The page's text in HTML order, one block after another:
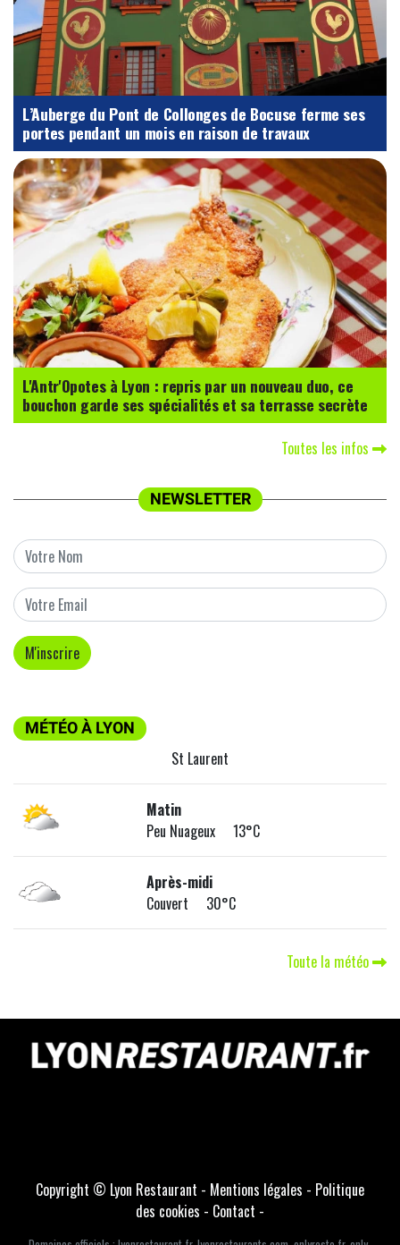
L’Auberge du Pont de Collonges de Bocuse ferme ses
portes pendant un mois en raison de travaux
L'Antr'Opotes à Lyon : repris par un nouveau duo, ce
bouchon garde ses spécialités et sa terrasse secrète
Toutes les infos
NEWSLETTER
MÉTÉO À LYON
St Laurent
Matin
Peu Nuageux 13°C
Après-midi
Couvert 30°C
Toute la météo
Copyright © Lyon Restaurant - Mentions légales - Politique
des cookies - Contact -